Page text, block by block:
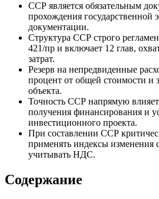
ССР является обязательным
прохождения государственной
документации.
Структура ССР строго
421/пр и включает 12 глав,
затрат.
Резерв на непредвиденные
процент от общей стоимости и
объекта.
Точность ССР напрямую
получения финансирования и
инвестиционного проекта.
При составлении ССР
применять индексы изменения
учитывать НДС.
Содержание